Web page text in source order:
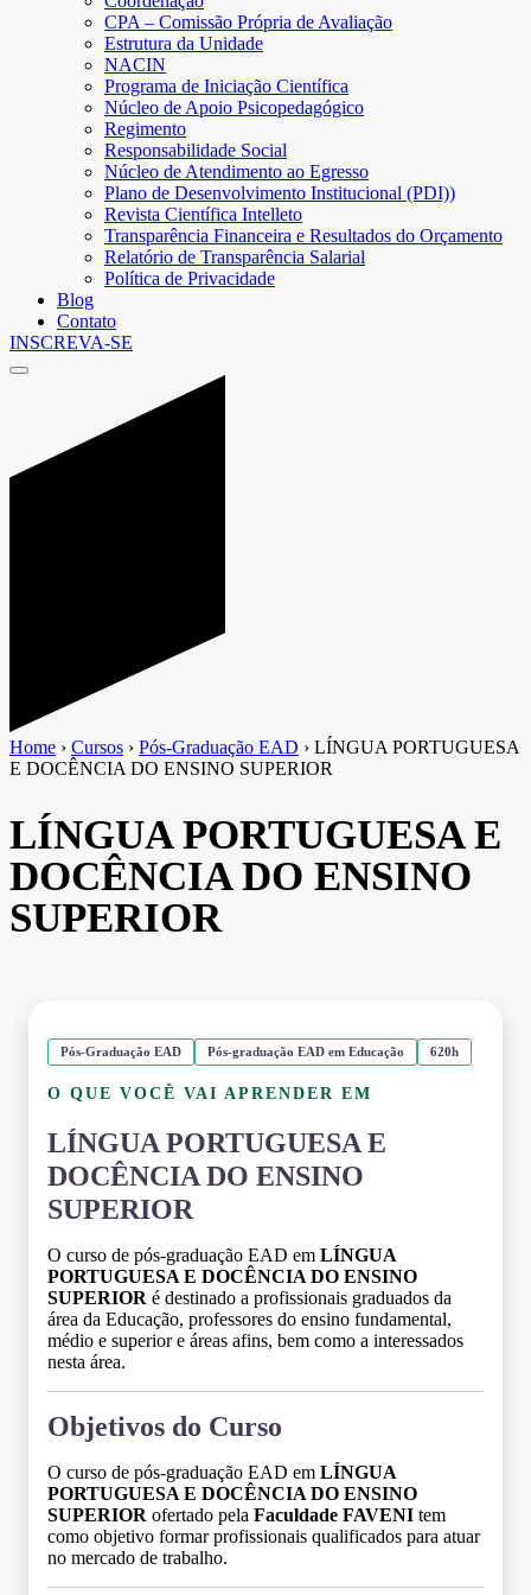
CPA – Comissão Própria de Avaliação
Estrutura da Unidade
NACIN
Programa de Iniciação Científica
Núcleo de Apoio Psicopedagógico
Regimento
Responsabilidade Social
Núcleo de Atendimento ao Egresso
Plano de Desenvolvimento Institucional (PDI))
Revista Científica Intelleto
Transparência Financeira e Resultados do Orçamento
Relatório de Transparência Salarial
Política de Privacidade
Blog
Contato
INSCREVA-SE
Home › Cursos › Pós-Graduação EAD › LÍNGUA PORTUGUESA
E DOCÊNCIA DO ENSINO SUPERIOR
LÍNGUA PORTUGUESA E
DOCÊNCIA DO ENSINO
SUPERIOR
Pós-Graduação EAD Pós-graduação EAD em Educação 620h
O QUE VOCÊ VAI APRENDER EM
LÍNGUA PORTUGUESA E
DOCÊNCIA DO ENSINO
SUPERIOR
O curso de pós-graduação EAD em LÍNGUA
PORTUGUESA E DOCÊNCIA DO ENSINO
SUPERIOR é destinado a profissionais graduados da
área da Educação, professores do ensino fundamental,
médio e superior e áreas afins, bem como a interessados
nesta área.
Objetivos do Curso
O curso de pós-graduação EAD em LÍNGUA
PORTUGUESA E DOCÊNCIA DO ENSINO
SUPERIOR ofertado pela Faculdade FAVENI tem
como objetivo formar profissionais qualificados para atuar
no mercado de trabalho.